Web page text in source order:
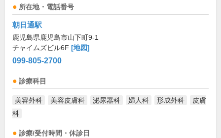
所在地・電話番号
朝日通駅
鹿児島県鹿児島市山下町9-1
チャイムズビル6F [地図]
099-805-2700
診療科目
美容外科 美容皮膚科 泌尿器科 婦人科 形成外科
皮膚
科
診療/受付時間・休診日